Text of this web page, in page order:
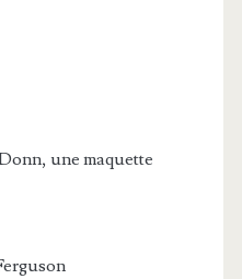
une maquette